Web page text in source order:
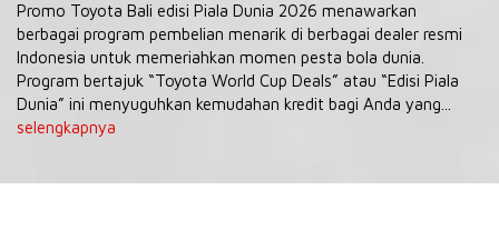
Promo Toyota Bali edisi Piala Dunia 2026 menawarkan
berbagai program pembelian menarik di berbagai dealer resmi
Indonesia untuk memeriahkan momen pesta bola dunia.
Program bertajuk “Toyota World Cup Deals” atau “Edisi Piala
Dunia” ini menyuguhkan kemudahan kredit bagi Anda yang...
selengkapnya